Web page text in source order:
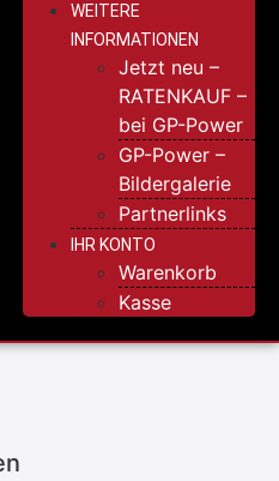
WEITERE
INFORMATIONEN
Jetzt neu –
RATENKAUF –
bei GP-Power
GP-Power –
Bildergalerie
Partnerlinks
IHR KONTO
Warenkorb
Kasse